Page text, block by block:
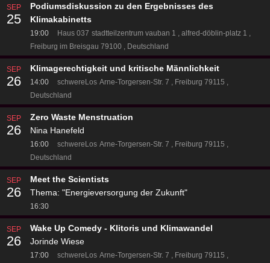
SEP
25
Podiumsdiskussion zu den Ergebnisses des
Klimakabinetts
19:00 Haus 037 stadtteilzentrum vauban 1
alfred-döblin-platz 1
Freiburg im Breisgau 79100
Deutschland
SEP
26
Klimagerechtigkeit und kritische Männlichkeit
14:00 schwereLos Arne-Torgersen-Str. 7
Freiburg 79115
Deutschland
SEP
26
Zero Waste Menstruation
Nina Hanefeld
16:00 schwereLos Arne-Torgersen-Str. 7
Freiburg 79115
Deutschland
SEP
26
Meet the Scientists
Thema: "Energieversorgung der Zukunft"
16:30
SEP
26
Wake Up Comedy - Klitoris und Klimawandel
Jorinde Wiese
17:00 schwereLos Arne-Torgersen-Str. 7
Freiburg 79115